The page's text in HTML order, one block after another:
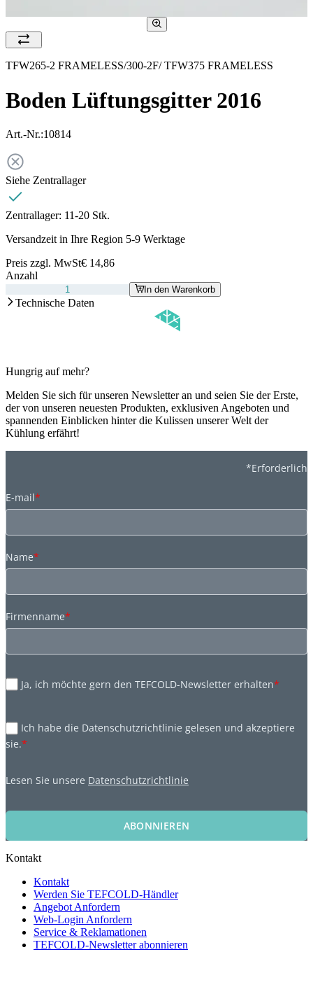
TFW265-2 FRAMELESS/300-2F/ TFW375 FRAMELESS
Boden Lüftungsgitter 2016
Art.-Nr.:10814
Siehe Zentrallager
Zentrallager: 11-20 Stk.
Versandzeit in Ihre Region 5-9 Werktage
Preis zzgl. MwSt€ 14,86
Anzahl
In den Warenkorb
Technische Daten
Hungrig auf mehr?
Melden Sie sich für unseren Newsletter an und seien Sie der Erste,
der von unseren neuesten Produkten, exklusiven Angeboten und
spannenden Einblicken hinter die Kulissen unserer Welt der
Kühlung erfährt!
*Erforderlich
E-mail*
Name*
Firmenname*
Ja, ich möchte gern den TEFCOLD-Newsletter erhalten*
Ich habe die Datenschutzrichtlinie gelesen und akzeptiere
sie.*
Lesen Sie unsere Datenschutzrichtlinie
ABONNIEREN
Kontakt
Kontakt
Werden Sie TEFCOLD-Händler
Angebot Anfordern
Web-Login Anfordern
Service & Reklamationen
TEFCOLD-Newsletter abonnieren